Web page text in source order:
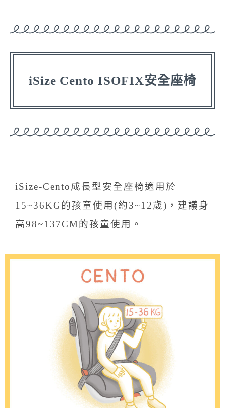
iSize Cento ISOFIX安全座椅
iSize-Cento成長型安全座椅適用於
15~36KG的孩童使用(約3~12歲)，建議身
高98~137CM的孩童使用。